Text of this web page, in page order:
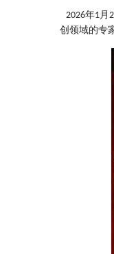
2026年1月
创领域的专